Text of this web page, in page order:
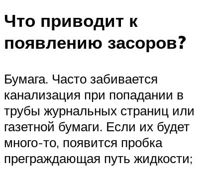
Что приводит к
появлению засоров?
Бумага. Часто забивается
канализация при попадании в
трубы журнальных страниц или
газетной бумаги. Если их будет
много-то, появится пробка
преграждающая путь жидкости;